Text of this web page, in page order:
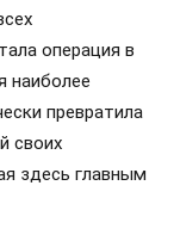
операция в
наиболее
превратила
своих
здесь главным